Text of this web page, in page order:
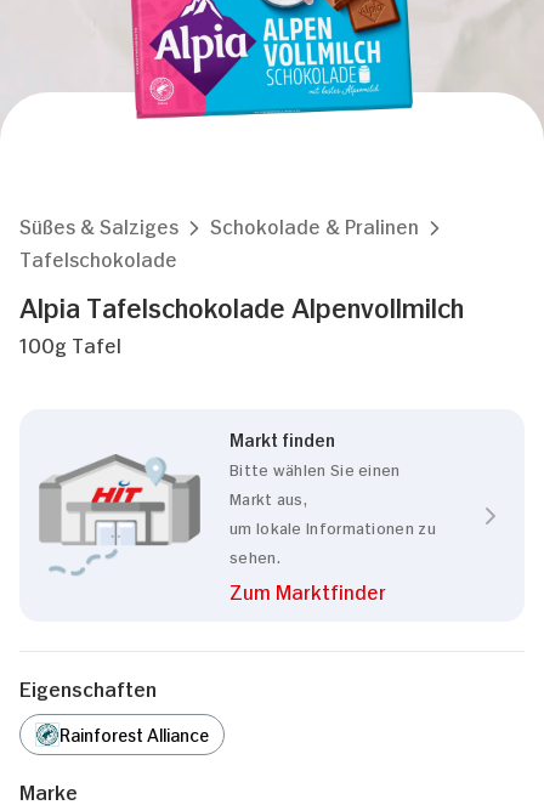
Süßes & Salziges
Schokolade & Pralinen
Tafelschokolade
Alpia Tafelschokolade Alpenvollmilch
100g Tafel
Markt finden
Bitte wählen Sie einen
Markt aus,
um lokale Informationen zu
sehen.
Zum Marktfinder
Eigenschaften
Rainforest Alliance
Marke